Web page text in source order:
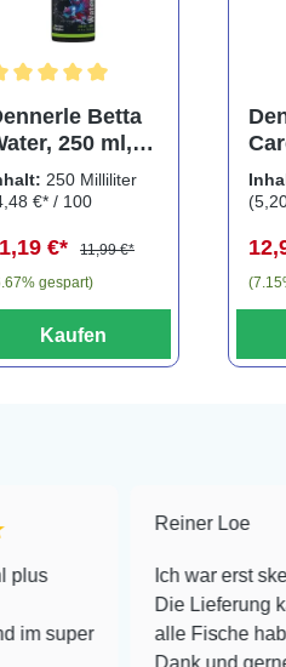
Betta
250 ml,
für
250 Milliliter
€* / 100
€*
11,99 €*
gespart)
Kaufen
für
Reiner Loe
Ich war erst skeptisch,
Die Lieferung kam aber
alle Fische haben den
Dank und gerne wieder!